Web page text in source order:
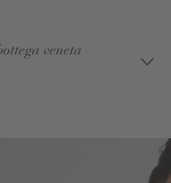
veneta